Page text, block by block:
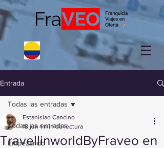
Entrada
Todas las entradas
Empezando
Todas las entradas
TravellinworldByFraveo en
Estanislao Cancino
18 jun 1 min de lectura